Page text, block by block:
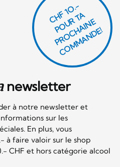
newsletter
à notre newsletter et
sur les
En plus, vous
à faire valoir sur le shop
CHF et hors catégorie alcool
CHF 1O.-
P
O
U
R
T
A
P
R
O
C
H
AI
N
E
C
O
M
M
A
N
D
E!